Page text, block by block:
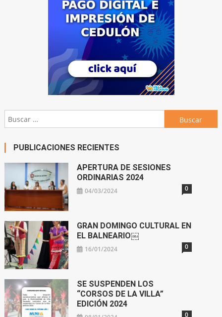
Buscar:
PUBLICACIONES RECIENTES
APERTURA DE SESIONES
ORDINARIAS 2024
04/03/2024 0
GRAN DOMINGO CULTURAL EN
EL BALNEARIO￼
16/01/2024 0
SE SUSPENDEN LOS
“CORSOS DE LA VILLA”
EDICIÓN 2024
0